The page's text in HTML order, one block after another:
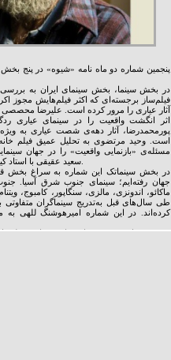
پنجمین شماره دو ماه نامه «شیوه» در پنج بخش
در بخش سینما، بخش سینمای ایران به
فیلم‌ساز برجسته‌ای که اکثر فیلم‌هایش مجوز
آثار عیاری را مرور کرده است. علیرضا
اثر انگشت واقعیت را در سینمای عیاری
پورمحمدرضا، آثار دهه‌ی شصت عیاری به
است. وحید مرتضوی به تحلیل عمیق فیلم
مسئله‌ی «بازنمایی واقعیت» را در جهان
سعید عقیقی با استاد کیانوش عیاری پایان‌بخش این پرونده است.
در بخش سینماتک این شماره به سراغ بخش
جهان رفته‌ایم؛ سینمای جنوب شرق آسیا.
ماکائو، اندونزی، مالزی، سنگاپور، کامبوج،
طی سال‌های قبل به‌تدریج سینماگران
کرده‌اند. در این شماره امیرهوشنگ للهی به
در بخش تئاتر، چهره‌ی تئاتری این شماره مجله